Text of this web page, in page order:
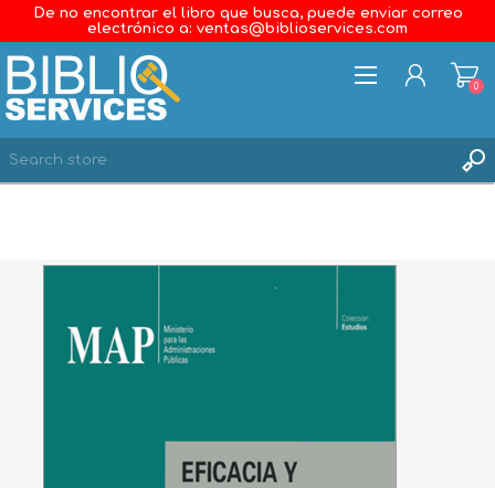
De no encontrar el libro que busca, puede enviar correo
electrónico a: ventas@biblioservices.com
WISHLIST
0
0